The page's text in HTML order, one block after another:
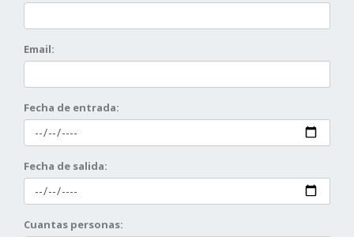
Email:
Fecha de entrada:
Fecha de salida:
Cuantas personas: